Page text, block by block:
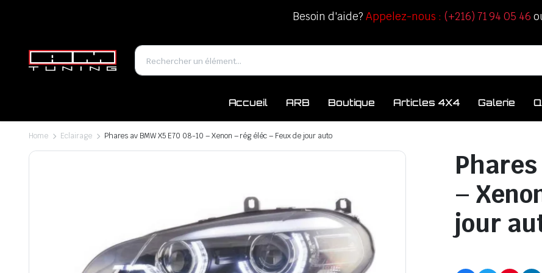
Besoin d'aide?Appelez-nous : (+216) 71 94 05 46
Accueil ARB Boutique Articles 4X4 Galerie
Home Eclairage Phares av BMW X5 E70 08-10 – Xenon – rég éléc – Feux de jour auto
Phares
–
jour